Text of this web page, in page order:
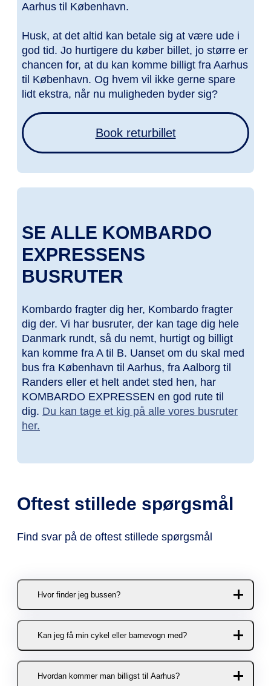
Aarhus til København.
Husk, at det altid kan betale sig at være ude i
god tid. Jo hurtigere du køber billet, jo større er
chancen for, at du kan komme billigt fra Aarhus
til København. Og hvem vil ikke gerne spare
lidt ekstra, når nu muligheden byder sig?
Book returbillet
SE ALLE KOMBARDO
EXPRESSENS
BUSRUTER
Kombardo fragter dig her, Kombardo fragter
dig der. Vi har busruter, der kan tage dig hele
Danmark rundt, så du nemt, hurtigt og billigt
kan komme fra A til B. Uanset om du skal med
bus fra København til Aarhus, fra Aalborg til
Randers eller et helt andet sted hen, har
KOMBARDO EXPRESSEN en god rute til
dig. Du kan tage et kig på alle vores busruter
her.
Oftest stillede spørgsmål
Find svar på de oftest stillede spørgsmål
Hvor finder jeg bussen?
Du kan stige af og på bussen her:
Aarhus
KOMBARDO EXPRESSENs
Kan jeg få min cykel eller barnevogn med?
Hvordan kommer man billigst til Aarhus?